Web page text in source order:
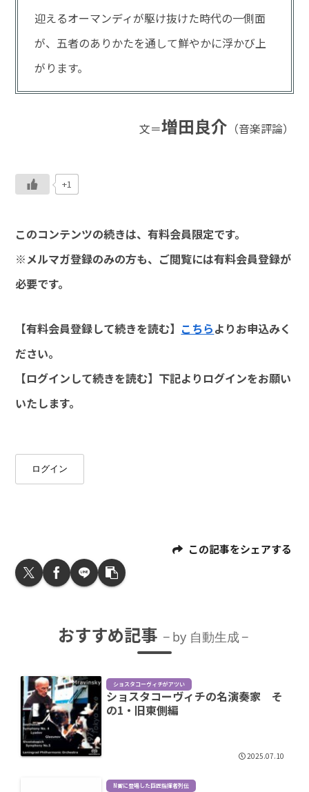
迎えるオーマンディが駆け抜けた時代の一側面
が、五者のありかたを通して鮮やかに浮かび上
がります。
文＝増田良介 （音楽評論）
+1
このコンテンツの続きは、有料会員限定です。
※メルマガ登録のみの方も、ご閲覧には有料会員登録が
必要です。
【有料会員登録して続きを読む】 こちらよりお申込みく
ださい。
【ログインして続きを読む】下記よりログインをお願い
いたします。
ログイン
この記事をシェアする
おすすめ記事 by 自動生成
ショスタコーヴィチがアツい
ショスタコーヴィチの名演奏家 そ
の1・旧東側編
2025.07.10
N響に登場した巨匠指揮者列伝